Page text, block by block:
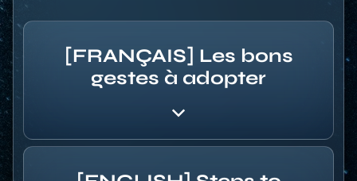
Texte
[FRANÇAIS] Les bons
gestes à adopter